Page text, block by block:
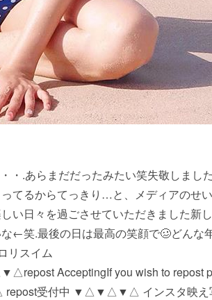
・.あらまだだったみたい笑失敬しまし
てるからてっきり…と、メディアのせ
い日々を過ごさせていただきました新
←笑.最後の日は最高の笑顔で🥴どんな
リスイム
If you wish to repost
受付中 ▼△▼△▼△ インスタ映え